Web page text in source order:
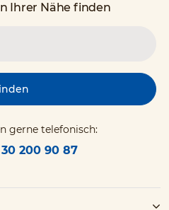
Ihrer Nähe finden
gerne telefonisch:
200 90 87